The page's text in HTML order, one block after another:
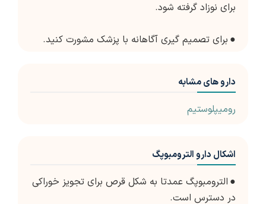
برای نوزاد گرفته شود.
● برای تصمیم گیری آگاهانه با پزشک مشورت کنید.
دارو های مشابه
رومیپلوستیم
اشکال دارو الترومبوپگ
● الترومبوپگ عمدتا به شکل قرص برای تجویز خوراکی
در دسترس است.